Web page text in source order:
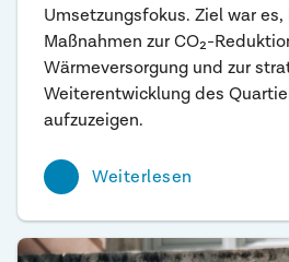
Umsetzungsfokus. Ziel war es,
Maßnahmen zur CO₂-
Wärmeversorgung und zur
Weiterentwicklung des
aufzuzeigen.
Weiterlesen